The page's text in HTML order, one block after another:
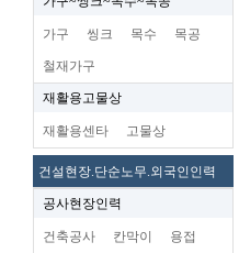
가구 씽크 목수 목공
철재가구
재활용고물상
재활용센타 고물상
건설현장.단순노무.외국인인력
공사현장인력
건축공사 칸막이 용접